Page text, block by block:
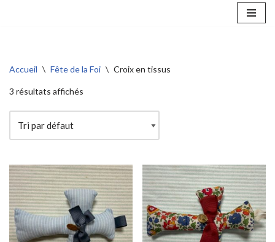
Accueil \ Fête de la Foi \ Croix en tissus
3 résultats affichés